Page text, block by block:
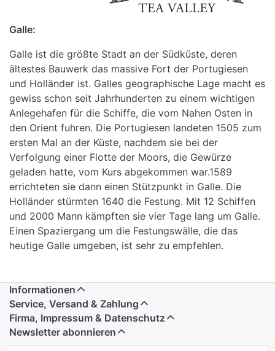
Galle:
Galle ist die größte Stadt an der Südküste, deren
ältestes Bauwerk das massive Fort der Portugiesen
und Holländer ist. Galles geographische Lage macht es
gewiss schon seit Jahrhunderten zu einem wichtigen
Anlegehafen für die Schiffe, die vom Nahen Osten in
den Orient fuhren. Die Portugiesen landeten 1505 zum
ersten Mal an der Küste, nachdem sie bei der
Verfolgung einer Flotte der Moors, die Gewürze
geladen hatte, vom Kurs abgekommen war.1589
errichteten sie dann einen Stützpunkt in Galle. Die
Holländer stürmten 1640 die Festung. Mit 12 Schiffen
und 2000 Mann kämpften sie vier Tage lang um Galle.
Einen Spaziergang um die Festungswälle, die das
heutige Galle umgeben, ist sehr zu empfehlen.
Informationen
Service, Versand & Zahlung
Firma, Impressum & Datenschutz
Newsletter abonnieren